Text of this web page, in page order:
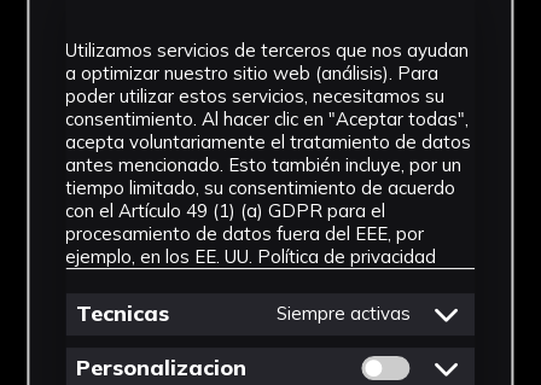
Obra Gráfica
Cronología
1993
Técnica
Impresión
Materiales
Papel
Utilizamos servicios de terceros que nos ayudan
a optimizar nuestro sitio web (análisis). Para
poder utilizar estos servicios, necesitamos su
consentimiento. Al hacer clic en "Aceptar todas",
acepta voluntariamente el tratamiento de datos
antes mencionado. Esto también incluye, por un
tiempo limitado, su consentimiento de acuerdo
con el Artículo 49 (1) (a) GDPR para el
procesamiento de datos fuera del EEE, por
ejemplo, en los EE. UU. Política de privacidad
Tecnicas Siempre activas
Personalizacion Permitir cookies